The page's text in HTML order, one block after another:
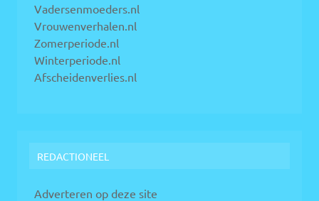
Vadersenmoeders.nl
Vrouwenverhalen.nl
Zomerperiode.nl
Winterperiode.nl
Afscheidenverlies.nl
REDACTIONEEL
Adverteren op deze site